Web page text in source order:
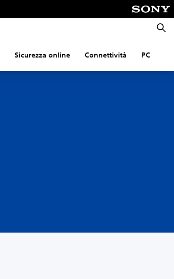
Cerca
Sicurezza online Connettività PC